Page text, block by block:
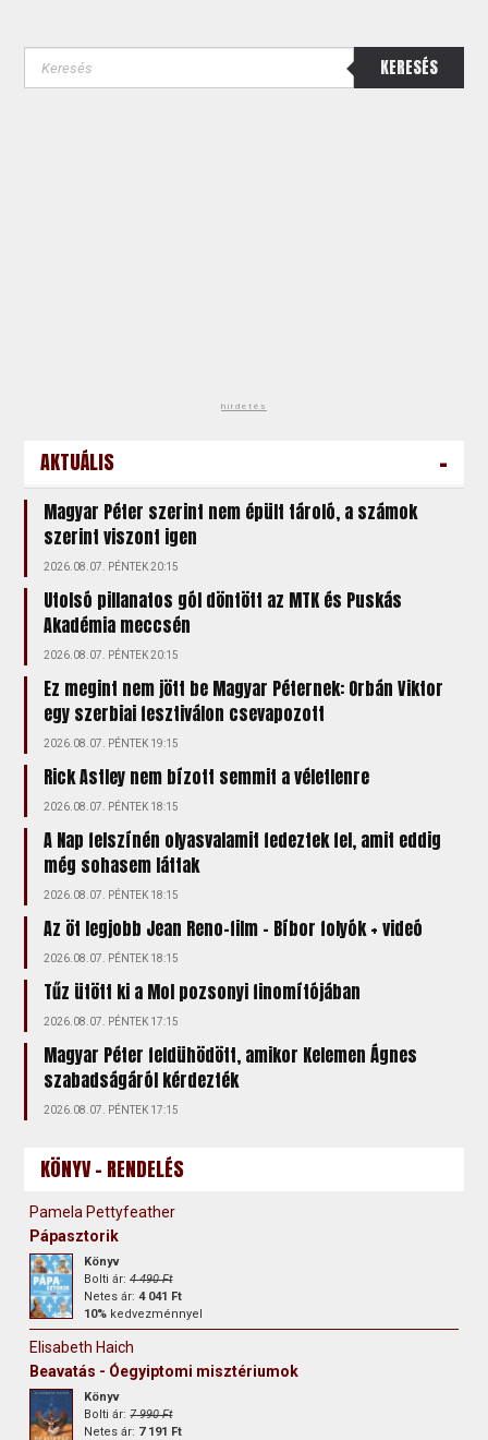
KERESÉS
hirdetés
AKTUÁLIS -
Magyar Péter szerint nem épült tároló, a számok
szerint viszont igen
2026.08.07. PÉNTEK 20:15
Utolsó pillanatos gól döntött az MTK és Puskás
Akadémia meccsén
2026.08.07. PÉNTEK 20:15
Ez megint nem jött be Magyar Péternek: Orbán Viktor
egy szerbiai fesztiválon csevapozott
2026.08.07. PÉNTEK 19:15
Rick Astley nem bízott semmit a véletlenre
2026.08.07. PÉNTEK 18:15
A Nap felszínén olyasvalamit fedeztek fel, amit eddig
még sohasem láttak
2026.08.07. PÉNTEK 18:15
Az öt legjobb Jean Reno-film – Bíbor folyók + videó
2026.08.07. PÉNTEK 18:15
Tűz ütött ki a Mol pozsonyi finomítójában
2026.08.07. PÉNTEK 17:15
Magyar Péter feldühödött, amikor Kelemen Ágnes
szabadságáról kérdezték
2026.08.07. PÉNTEK 17:15
KÖNYV - RENDELÉS
Pamela Pettyfeather
Pápasztorik
Könyv
Bolti ár:4 490 Ft
Netes ár:4 041 Ft
10% kedvezménnyel
Elisabeth Haich
Beavatás - Óegyiptomi misztériumok
Könyv
Bolti ár:7 990 Ft
Netes ár: 7 191 Ft